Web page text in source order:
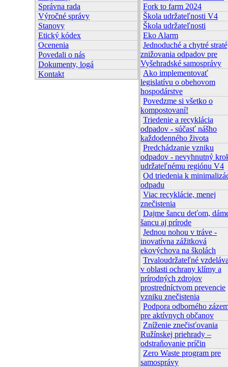
Správna rada
Výročné správy
Stanovy
Etický kódex
Ocenenia
Povedali o nás
Dokumenty, logá
Kontakt
Fork to farm 2024
Škola udržateľnosti V4
Škola udržateľnosti
Eko Alarm
Jednoduché a chytré
znižovania odpadov pre
Vyšehradské samosprávy
Ako implementovať
legislatívu o obehovom
hospodárstve
Povedzme si všetko o
kompostovaní!
Triedenie a recyklácia
odpadov - súčasť nášho
každodenného života
Predchádzanie vzniku
odpadov - nevyhnutný
udržateľnému regiónu V4
Od triedenia k
odpadu
Viac recyklácie, menej
znečistenia
Dajme šancu deťom,
šancu aj prírode
Jednou nohou v tráve -
inovatívna zážitková
ekovýchova na školách
Trvaloudržateľné
v oblasti ochrany klímy a
prírodných zdrojov
prostredníctvom prevencie
vzniku znečistenia
Podpora odborného
pre aktívnych občanov
Zníženie znečisťovania
Ružínskej priehrady –
odstraňovanie príčin
Zero Waste program pre
samosprávy